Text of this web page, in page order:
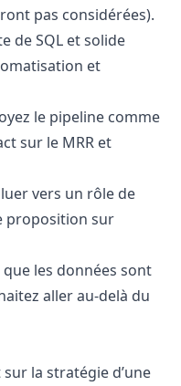
pas considérées).
de SQL et solide
et
le pipeline comme
sur le MRR et
vers un rôle de
proposition sur
les données sont
aller au-delà du
la stratégie d’une